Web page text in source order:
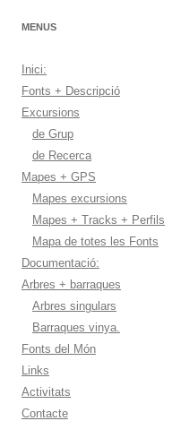
MENUS
Inici:
Fonts + Descripció
Excursions
de Grup
de Recerca
Mapes + GPS
Mapes excursions
Mapes + Tracks + Perfils
Mapa de totes les Fonts
Documentació:
Arbres + barraques
Arbres singulars
Barraques vinya.
Fonts del Món
Links
Activitats
Contacte